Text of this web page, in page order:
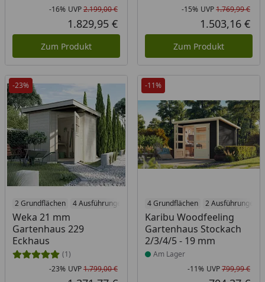
Rabatt in Prozent
-16%
Ursprünglicher Preis
UVP2.199,00 €
Aktueller Preis
1.829,95 €
Zum Produkt
-15% UVP1.769,99 €
1.503,16 €
Zum Produkt
-23%
2 Grundflächen 4 Ausführungen
Weka 21 mm
Gartenhaus 229
Eckhaus
(1)
Rabatt in Prozent
-23%
Ursprünglicher Preis
UVP1.799,00 €
-11%
4 Grundflächen 2 Ausführungen
Karibu Woodfeeling
Gartenhaus Stockach
2/3/4/5 - 19 mm
Produkt am Lager
Am Lager
-11% UVP799,99 €